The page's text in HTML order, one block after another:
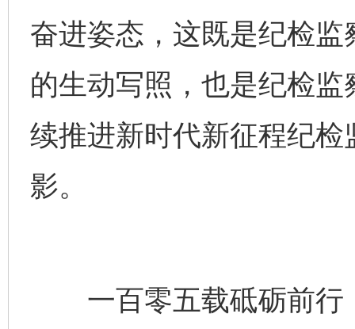
奋进姿态，这既是纪检
的生动写照，也是纪检
续推进新时代新征程纪
影。
一百零五载砥砺前行